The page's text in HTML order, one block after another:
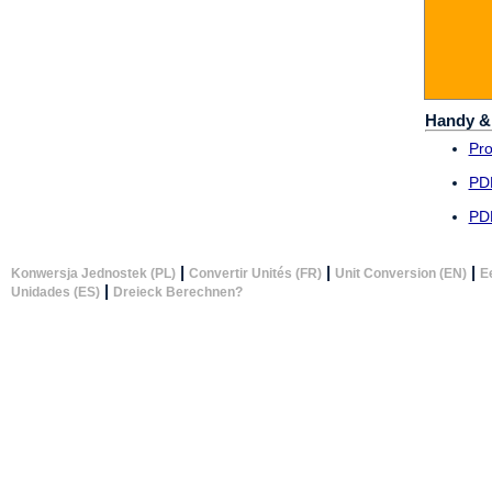
Handy
Konwersja Jednostek (PL) | Convertir Unités (FR) | Unit Conversion (EN) |
Unidades (ES) | Dreieck Berechnen?